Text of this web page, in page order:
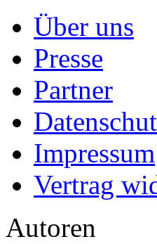
Über uns
Presse
Partner
Impressum
Vertrag
Autoren